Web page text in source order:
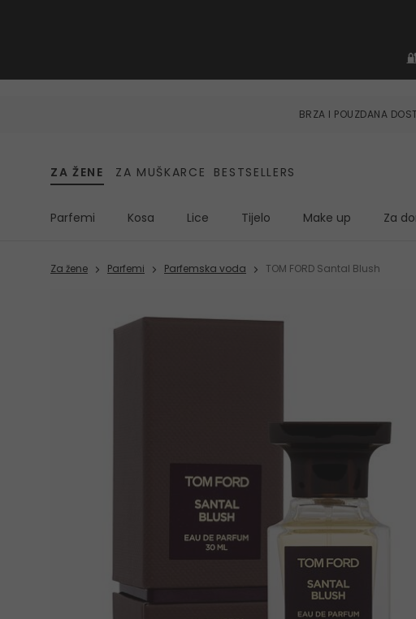
BRZA I POUZDANA
ZA ŽENE ZA MUŠKARCE BESTSELLERS
Parfemi Kosa Lice Tijelo Make up Za
Za žene Parfemi Parfemska voda TOM FORD Santal Blush